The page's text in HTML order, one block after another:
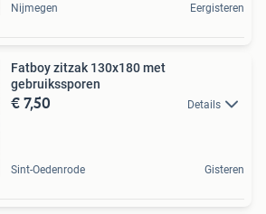
Nijmegen Eergisteren
Fatboy zitzak 130x180 met
gebruikssporen
€ 7,50 Details
Sint-Oedenrode Gisteren